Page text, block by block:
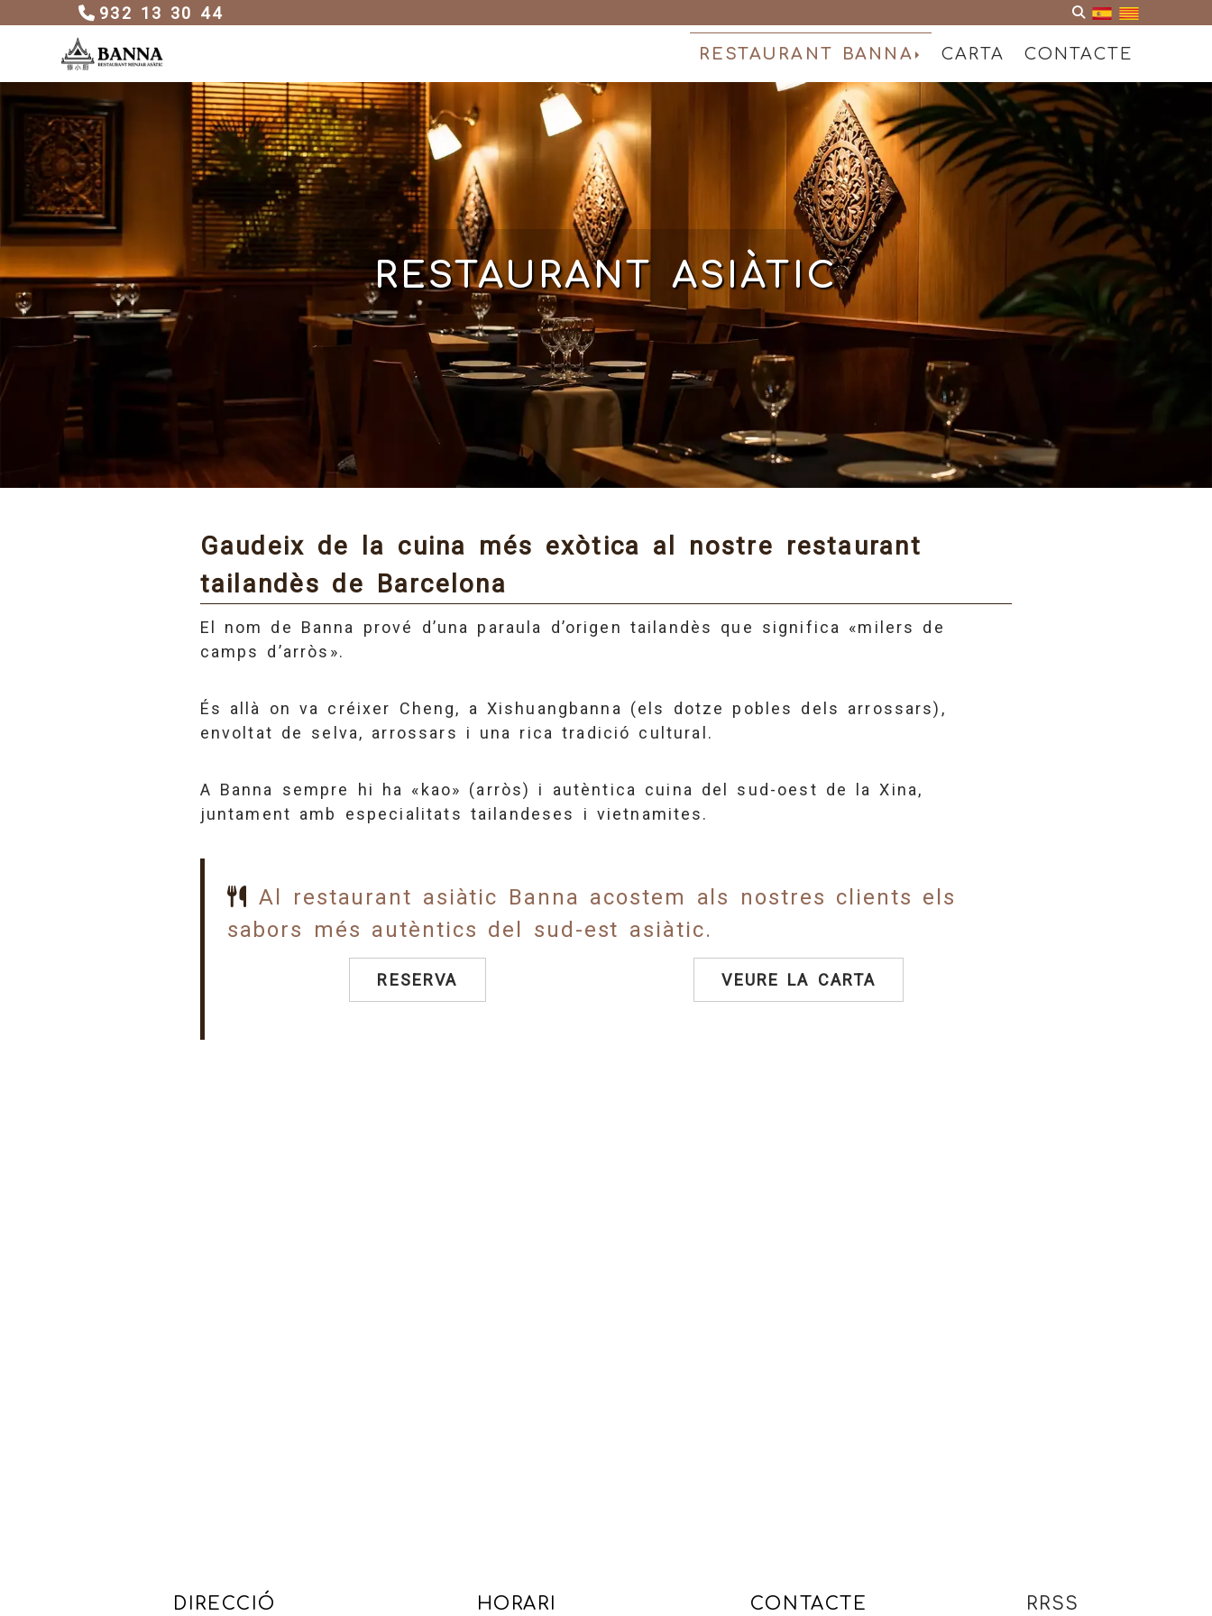
932 13 30 44
RESTAURANT BANNA CARTA CONTACTE
RESTAURANT ASIÀTIC
Gaudeix de la cuina més exòtica al nostre restaurant
tailandès de Barcelona
El nom de Banna prové d’una paraula d’origen tailandès que significa «milers de
camps d’arròs».
És allà on va créixer Cheng, a Xishuangbanna (els dotze pobles dels arrossars),
envoltat de selva, arrossars i una rica tradició cultural.
A Banna sempre hi ha «kao» (arròs) i autèntica cuina del sud-oest de la Xina,
juntament amb especialitats tailandeses i vietnamites.
Al restaurant asiàtic Banna acostem als nostres clients els
sabors més autèntics del sud-est asiàtic.
RESERVA VEURE LA CARTA
DIRECCIÓ HORARI CONTACTE RRSS